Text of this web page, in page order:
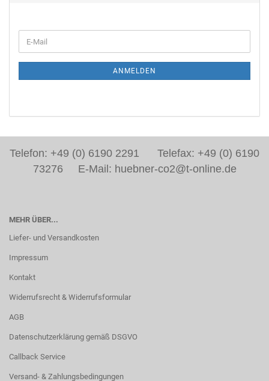
ANMELDEN
Telefon: +49 (0) 6190 2291 Telefax: +49 (0) 6190
73276 E-Mail: huebner-co2@t-online.de
MEHR ÜBER...
Liefer- und Versandkosten
Impressum
Kontakt
Widerrufsrecht & Widerrufsformular
AGB
Datenschutzerklärung gemäß DSGVO
Callback Service
Versand- & Zahlungsbedingungen